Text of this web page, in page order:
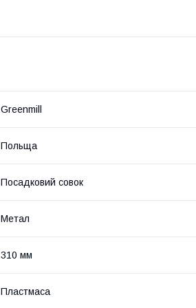
Greenmill
Польща
Посадковий совок
Метал
310 мм
Пластмаса